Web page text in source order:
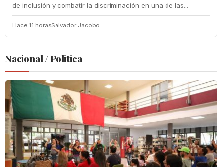
de inclusión y combatir la discriminación en una de las...
Hace 11 horasSalvador Jacobo
Nacional / Politica